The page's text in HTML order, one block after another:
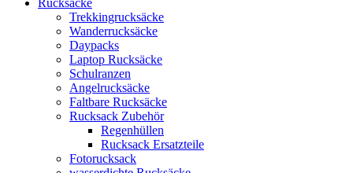
Trekkingrucksäcke
Wanderrucksäcke
Daypacks
Laptop Rucksäcke
Schulranzen
Angelrucksäcke
Faltbare Rucksäcke
Rucksack Zubehör
Regenhüllen
Rucksack Ersatzteile
Fotorucksack